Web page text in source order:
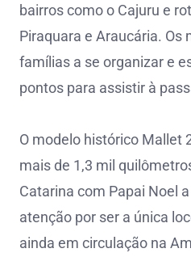
bairros como o Cajuru e
Piraquara e Araucária. Os
famílias a se organizar e
pontos para assistir à
O modelo histórico Mallet
mais de 1,3 mil
Catarina com Papai Noel
atenção por ser a única
ainda em circulação na